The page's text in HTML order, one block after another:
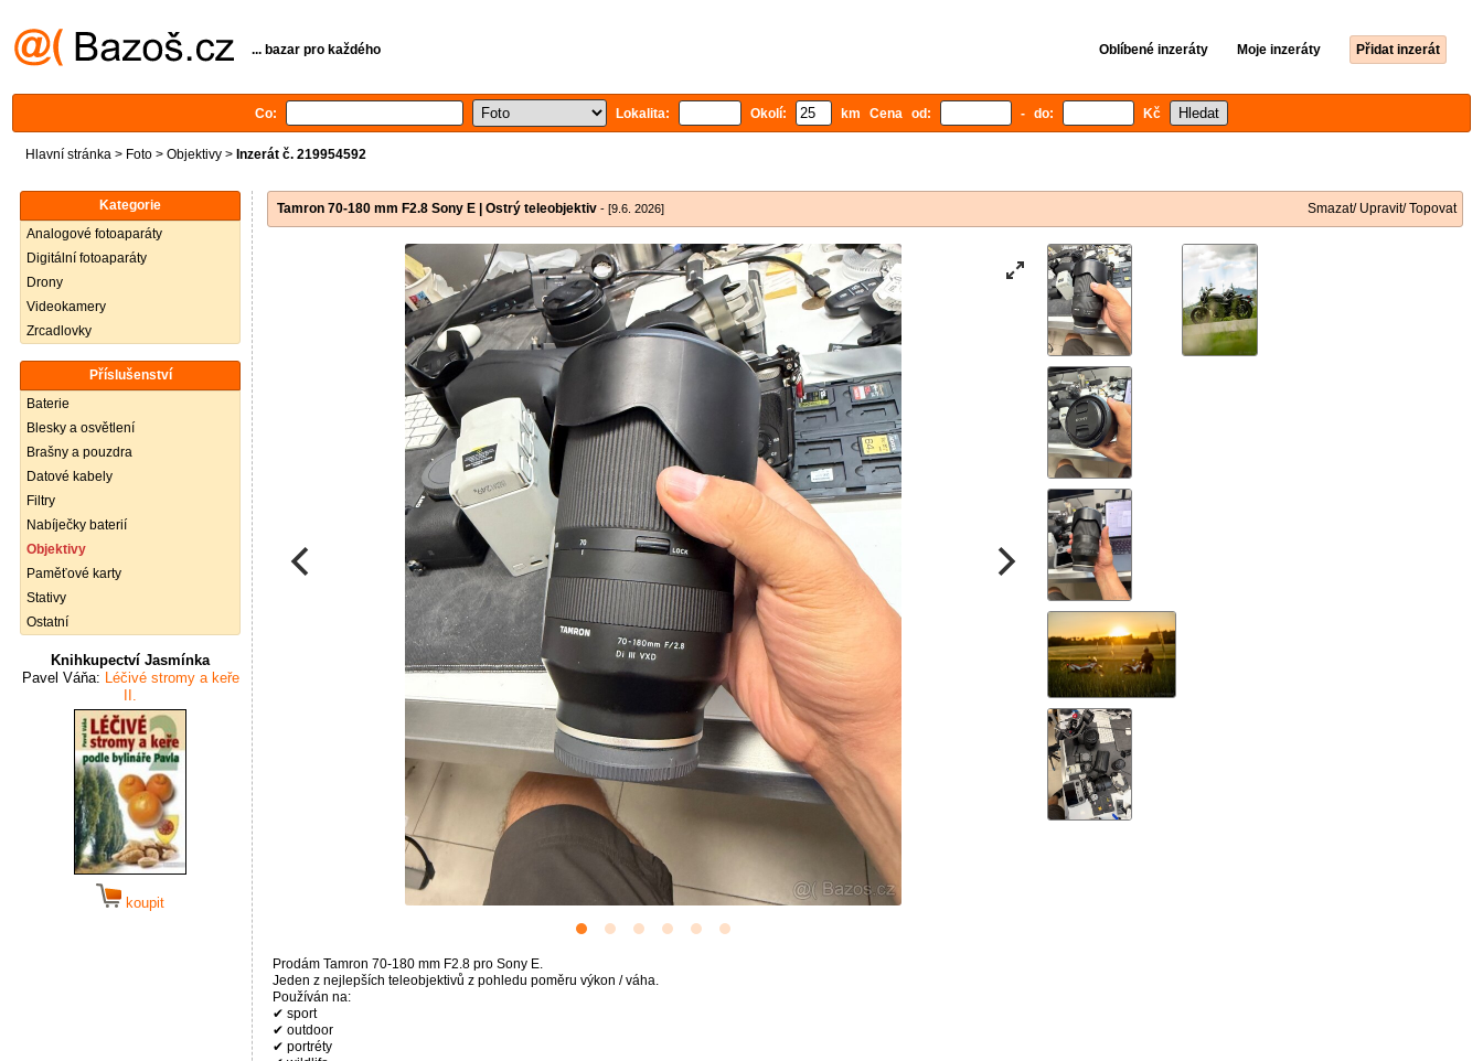
... bazar pro každého Oblíbené inzeráty Moje inzeráty Přidat inzerát
Co: Lokalita: Okolí: km Cena od: - do: Kč
Hlavní stránka > Foto > Objektivy > Inzerát č. 219954592
Kategorie
Analogové fotoaparáty
Digitální fotoaparáty
Drony
Videokamery
Zrcadlovky
Příslušenství
Baterie
Blesky a osvětlení
Brašny a pouzdra
Datové kabely
Filtry
Nabíječky baterií
Objektivy
Paměťové karty
Stativy
Ostatní
Knihkupectví Jasmínka
Pavel Váňa: Léčivé stromy a keře
II.
koupit
Tamron 70-180 mm F2.8 Sony E | Ostrý teleobjektiv - [9.6. 2026] Smazat/ Upravit/ Topovat
Prodám Tamron 70-180 mm F2.8 pro Sony E.
Jeden z nejlepších teleobjektivů z pohledu poměru výkon / váha.
Používán na:
✔ sport
✔ outdoor
✔ portréty